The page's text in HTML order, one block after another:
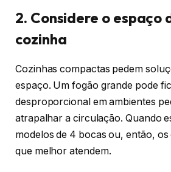
2. Considere o espaço
cozinha
Cozinhas compactas pedem
espaço. Um fogão grande pode
desproporcional em ambientes
atrapalhar a circulação. Quando
modelos de 4 bocas ou, então,
que melhor atendem.